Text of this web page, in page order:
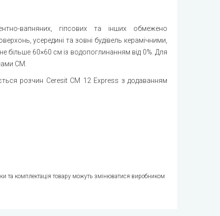
вапняних, гіпсових та інших обмежено
усередині та зовні будівель керамічними,
більше 60×60 см із водопоглинанням від 0%. Для
СМ.
розчин Ceresit CМ 12 Express з додаванням
та комплектація товару можуть змінюватися виробником